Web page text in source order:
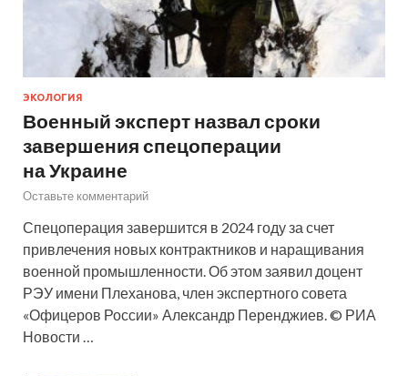
ЭКОЛОГИЯ
Военный эксперт назвал сроки
завершения спецоперации
на Украине
Оставьте комментарий
Спецоперация завершится в 2024 году за счет
привлечения новых контрактников и наращивания
военной промышленности. Об этом заявил доцент
РЭУ имени Плеханова, член экспертного совета
«Офицеров России» Александр Перенджиев. © РИА
Новости …